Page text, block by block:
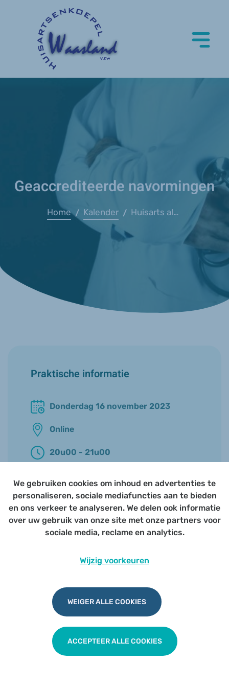
Geaccrediteerde navormingen
Home / Kalender / Huisarts als drijvende kracht in duurzame geneesmiddelenbevoorrading
Praktische informatie
Donderdag 16 november 2023
Online
20u00 - 21u00
geneesmiddelenbevoorrading
TERUG NAAR OVERZICHT
We gebruiken cookies om inhoud en advertenties te
personaliseren, sociale mediafuncties aan te bieden
en ons verkeer te analyseren. We delen ook informatie
over uw gebruik van onze site met onze partners voor
sociale media, reclame en analytics.
Wijzig voorkeuren
WEIGER ALLE COOKIES
ACCEPTEER ALLE COOKIES